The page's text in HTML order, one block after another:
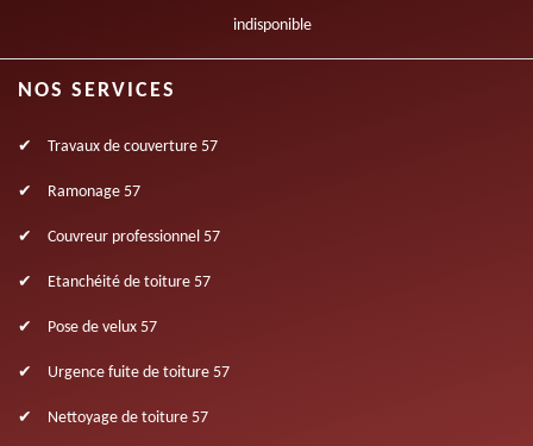
indisponible
NOS SERVICES
Travaux de couverture 57
Ramonage 57
Couvreur professionnel 57
Etanchéité de toiture 57
Pose de velux 57
Urgence fuite de toiture 57
Nettoyage de toiture 57